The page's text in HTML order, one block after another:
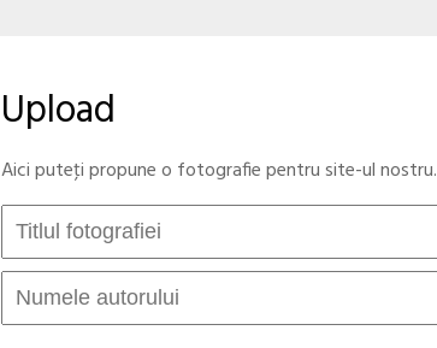
Upload
Aici puteţi propune o fotografie pentru site-ul nostru.